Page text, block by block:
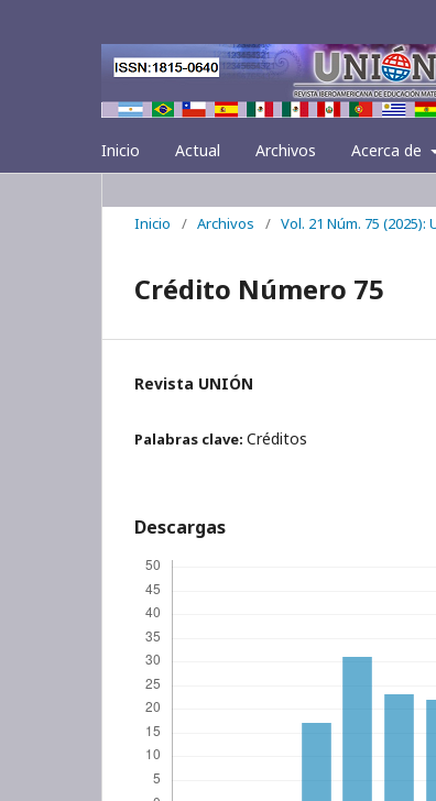
Inicio Actual Archivos Acerca de
Inicio / Archivos / Vol. 21 Núm. 75
Crédito Número 75
Revista UNIÓN
Palabras clave: Créditos
Descargas